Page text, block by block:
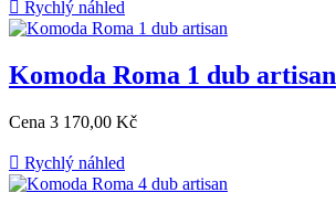
 Rychlý náhled
Komoda Roma 1 dub artisan
Cena 3 170,00 Kč
 Rychlý náhled